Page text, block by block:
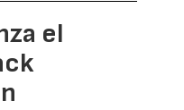
el